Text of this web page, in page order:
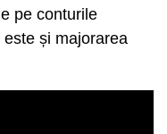
pe conturile
și majorarea